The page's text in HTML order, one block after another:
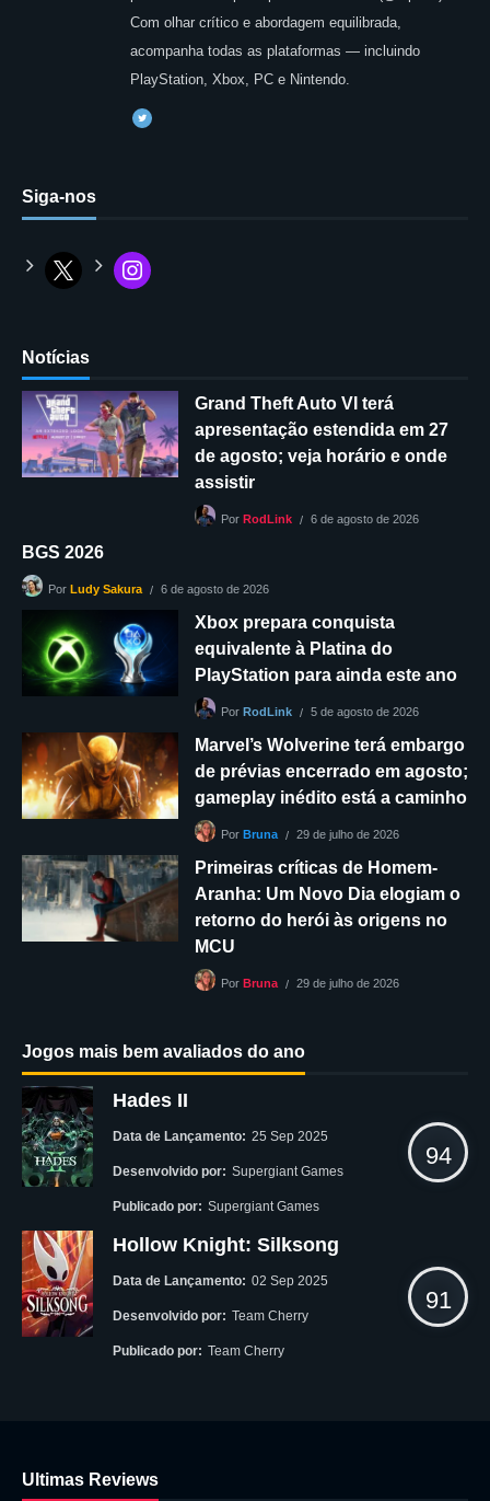
Com olhar crítico e abordagem equilibrada,
acompanha todas as plataformas — incluindo
PlayStation, Xbox, PC e Nintendo.
Siga-nos
Notícias
Grand Theft Auto VI terá
apresentação estendida em 27
de agosto; veja horário e onde
assistir
Por RodLink 6 de agosto de 2026
BGS 2026
Por Ludy Sakura 6 de agosto de 2026
Xbox prepara conquista
equivalente à Platina do
PlayStation para ainda este ano
Por RodLink 5 de agosto de 2026
Marvel’s Wolverine terá embargo
de prévias encerrado em agosto;
gameplay inédito está a caminho
Por Bruna 29 de julho de 2026
Primeiras críticas de Homem-
Aranha: Um Novo Dia elogiam o
retorno do herói às origens no
MCU
Por Bruna 29 de julho de 2026
Jogos mais bem avaliados do ano
Hades II
Data de Lançamento: 25 Sep 2025
Desenvolvido por: Supergiant Games
Publicado por: Supergiant Games
94
Hollow Knight: Silksong
Data de Lançamento: 02 Sep 2025
Desenvolvido por: Team Cherry
Publicado por: Team Cherry
91
Ultimas Reviews